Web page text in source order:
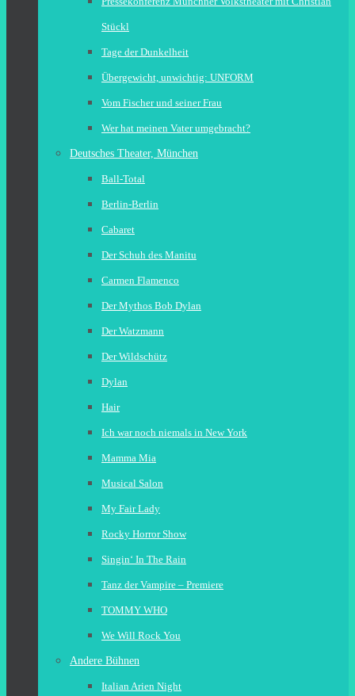
Stückl
Tage der Dunkelheit
Übergewicht, unwichtig: UNFORM
Vom Fischer und seiner Frau
Wer hat meinen Vater umgebracht?
Deutsches Theater, München
Ball-Total
Berlin-Berlin
Cabaret
Der Schuh des Manitu
Carmen Flamenco
Der Mythos Bob Dylan
Der Watzmann
Der Wildschütz
Dylan
Hair
Ich war noch niemals in New York
Mamma Mia
Musical Salon
My Fair Lady
Rocky Horror Show
Singin‘ In The Rain
Tanz der Vampire – Premiere
TOMMY WHO
We Will Rock You
Andere Bühnen
Italian Arien Night